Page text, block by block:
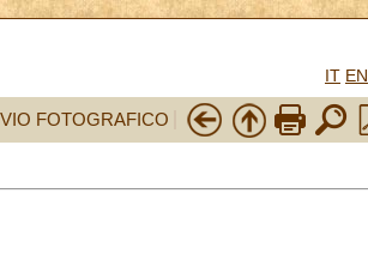
IT EN
FOTOGRAFICO